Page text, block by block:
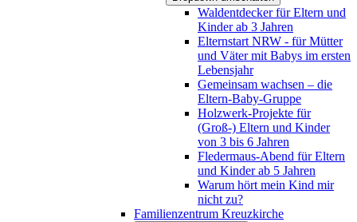
Waldentdecker für Eltern und
Kinder ab 3 Jahren
Elternstart NRW - für Mütter
und Väter mit Babys im ersten
Lebensjahr
Gemeinsam wachsen – die
Eltern-Baby-Gruppe
Holzwerk-Projekte für
(Groß-) Eltern und Kinder
von 3 bis 6 Jahren
Fledermaus-Abend für Eltern
und Kinder ab 5 Jahren
Warum hört mein Kind mir
nicht zu?
Familienzentrum Kreuzkirche